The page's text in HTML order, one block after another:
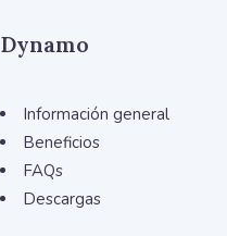
Dynamo
Información general
Beneficios
FAQs
Descargas